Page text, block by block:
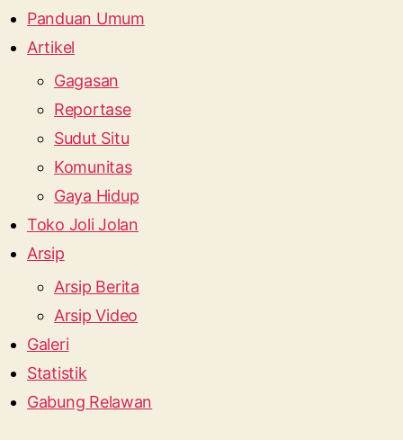
Panduan Umum
Artikel
Gagasan
Reportase
Sudut Situ
Komunitas
Gaya Hidup
Toko Joli Jolan
Arsip
Arsip Berita
Arsip Video
Galeri
Statistik
Gabung Relawan